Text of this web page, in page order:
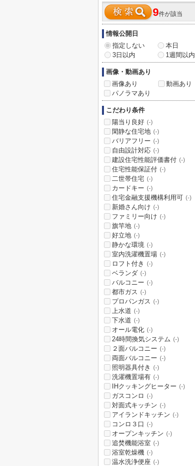
9件が該当
情報公開日
指定しない
本日
3日以内
1週間以内
画像・動画あり
画像あり
動画あり
パノラマあり
こだわり条件
陽当り良好 (-)
閑静な住宅地 (-)
バリアフリー (-)
自由設計対応 (-)
建設住宅性能評価書付 (-)
住宅性能保証付 (-)
二世帯住宅 (-)
カードキー (-)
住宅金融支援機構利用可 (-)
新婚さん向け (-)
ファミリー向け (-)
旗竿地 (-)
好立地 (-)
静かな環境 (-)
室内洗濯機置場 (-)
ロフト付き (-)
ベランダ (-)
バルコニー (-)
都市ガス (-)
プロパンガス (-)
上水道 (-)
下水道 (-)
オール電化 (-)
24時間換気システム (-)
２面バルコニー (-)
両面バルコニー (-)
照明器具付き (-)
洗濯機置場有 (-)
IHクッキングヒーター (-)
ガスコンロ (-)
対面式キッチン (-)
アイランドキッチン (-)
コンロ３口 (-)
オープンキッチン (-)
追焚機能浴室 (-)
浴室乾燥機 (-)
温水洗浄便座 (-)